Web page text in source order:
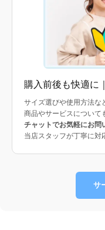
購入前後も快適に
サイズ選びや使用方法な
商品やサービスについて
チャットでお気軽にお問
当店スタッフが丁寧に対
サ